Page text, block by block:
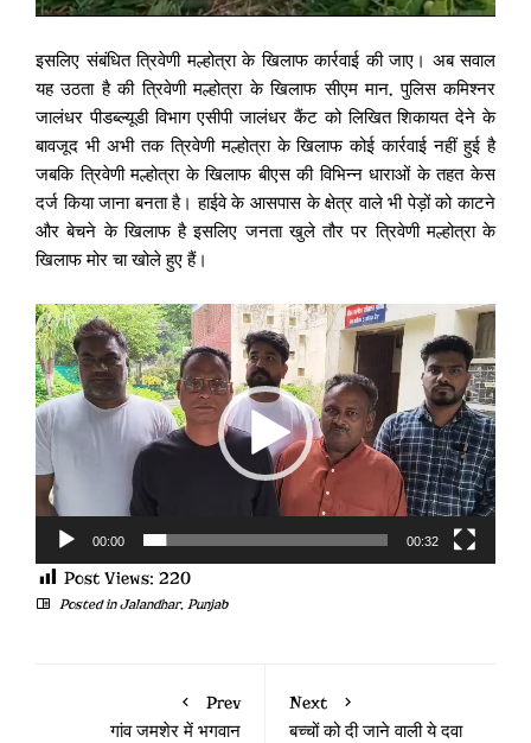
इसलिए संबंधित त्रिवेणी मल्होत्रा के खिलाफ कार्रवाई की जाए। अब सवाल
यह उठता है की त्रिवेणी मल्होत्रा के खिलाफ सीएम मान, पुलिस कमिश्नर
जालंधर पीडब्ल्यूडी विभाग एसीपी जालंधर कैंट को लिखित शिकायत देने के
बावजूद भी अभी तक त्रिवेणी मल्होत्रा के खिलाफ कोई कार्रवाई नहीं हुई है
जबकि त्रिवेणी मल्होत्रा के खिलाफ बीएस की विभिन्न धाराओं के तहत केस
दर्ज किया जाना बनता है। हाईवे के आसपास के क्षेत्र वाले भी पेड़ों को काटने
और बेचने के खिलाफ है इसलिए जनता खुले तौर पर त्रिवेणी मल्होत्रा के
खिलाफ मोर चा खोले हुए हैं।
Video
Player
00:00 00:32
Post Views: 220
Posted inJalandhar, Punjab
Prev
गांव जमशेर में भगवान
Next
बच्चों को दी जाने वाली ये दवा